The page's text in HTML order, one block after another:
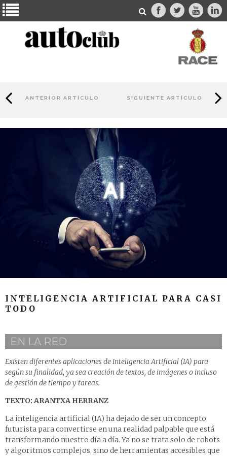
ANTERIOR ARTÍCULO SIGUIENTE ARTÍCULO
INTELIGENCIA ARTIFICIAL PARA CASI
TODO
EN LA RED
Existen diferentes aplicaciones de Inteligencia Artificial (IA) para
según su finalidad, ya sea creación de textos, de imágenes o incluso
de gestión de tiempo y tareas.
TEXTO: ARANTXA HERRANZ
La inteligencia artificial (IA) ha dejado de ser un concepto
futurista para convertirse en una realidad palpable que está
transformando nuestro día a día. Ya no se trata solo de robots
y algoritmos complejos, sino de herramientas accesibles que